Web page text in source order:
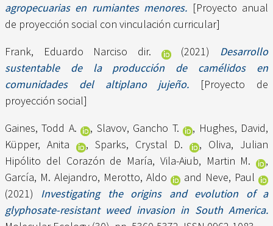
agropecuarias en rumiantes menores. [Proyecto anual
de proyección social con vinculación curricular]
Frank, Eduardo Narciso dir.
(2021) Desarrollo
sustentable de la producción de camélidos en
comunidades del altiplano jujeño. [Proyecto de
proyección social]
Gaines, Todd A.
, Slavov, Gancho T. , Hughes, David,
Küpper, Anita
, Sparks, Crystal D. , Oliva, Julian
Hipólito del Corazón de María, Vila-Aiub, Martin M.
,
García, M. Alejandro, Merotto, Aldo and Neve, Paul
(2021) Investigating the origins and evolution of a
glyphosate-resistant weed invasion in South America.